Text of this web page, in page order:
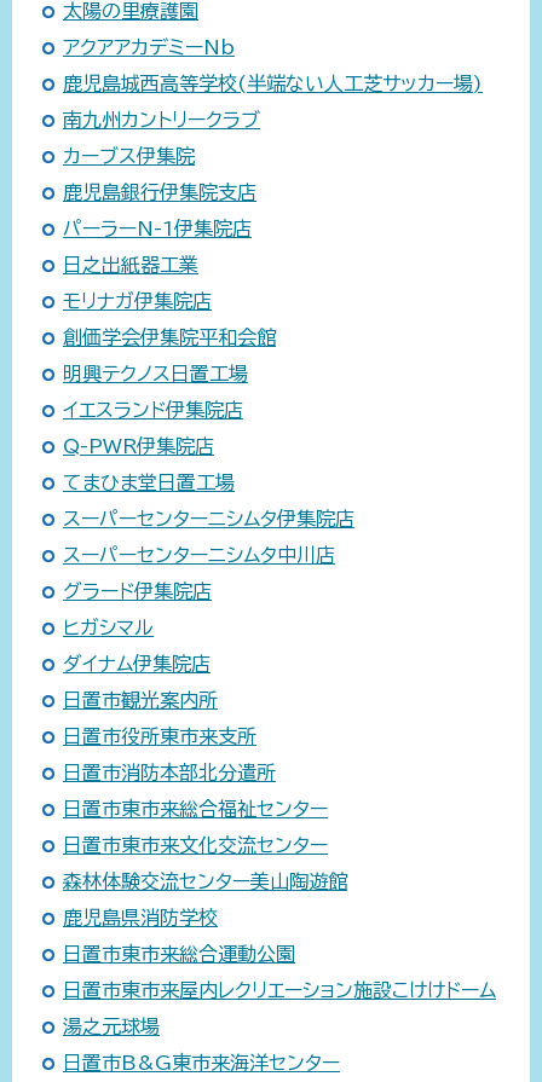
太陽の里療護園
アクアアカデミーNb
鹿児島城西高等学校(半端ない人工芝サッカー場)
南九州カントリークラブ
カーブス伊集院
鹿児島銀行伊集院支店
パーラーN-1伊集院店
日之出紙器工業
モリナガ伊集院店
創価学会伊集院平和会館
明興テクノス日置工場
イエスランド伊集院店
Q-PWR伊集院店
てまひま堂日置工場
スーパーセンターニシムタ伊集院店
スーパーセンターニシムタ中川店
グラード伊集院店
ヒガシマル
ダイナム伊集院店
日置市観光案内所
日置市役所東市来支所
日置市消防本部北分遣所
日置市東市来総合福祉センター
日置市東市来文化交流センター
森林体験交流センター美山陶遊館
鹿児島県消防学校
日置市東市来総合運動公園
日置市東市来屋内レクリエーション施設こけけドーム
湯之元球場
日置市B&G東市来海洋センター